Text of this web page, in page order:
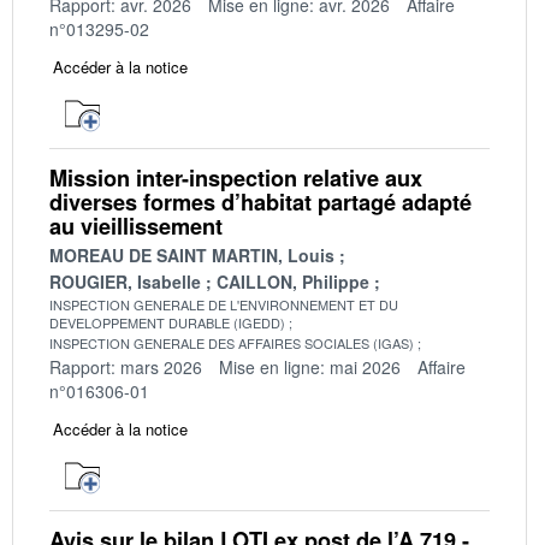
Rapport: avr. 2026 Mise en ligne: avr. 2026
Affaire
n°013295-02
Accéder à la notice
Mission inter-inspection relative aux
diverses formes d’habitat partagé adapté
au vieillissement
MOREAU DE SAINT MARTIN, Louis
ROUGIER, Isabelle
CAILLON, Philippe
INSPECTION GENERALE DE L'ENVIRONNEMENT ET DU
DEVELOPPEMENT DURABLE (IGEDD)
INSPECTION GENERALE DES AFFAIRES SOCIALES (IGAS)
Rapport: mars 2026 Mise en ligne: mai 2026
Affaire
n°016306-01
Accéder à la notice